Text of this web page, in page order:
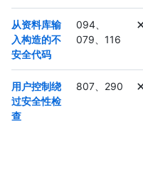
从资料库输
入构造的不
安全代码
094、
079、116
用户控制绕
过安全性检
查
807、290